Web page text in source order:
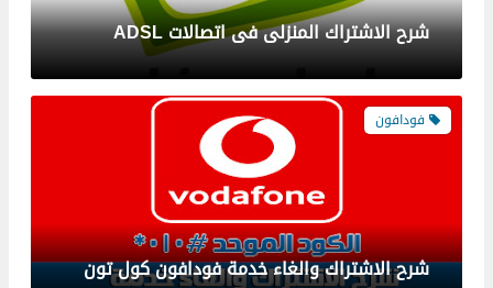
شرح الاشتراك المنزلى فى اتصالات ADSL
فودافون
شرح الاشتراك والغاء خدمة فودافون كول تون